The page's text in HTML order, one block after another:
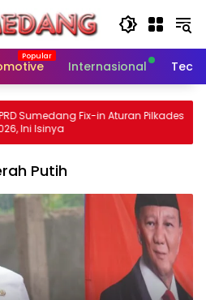
Internasional
Fix-in Aturan Pilkades
Isinya
Putih